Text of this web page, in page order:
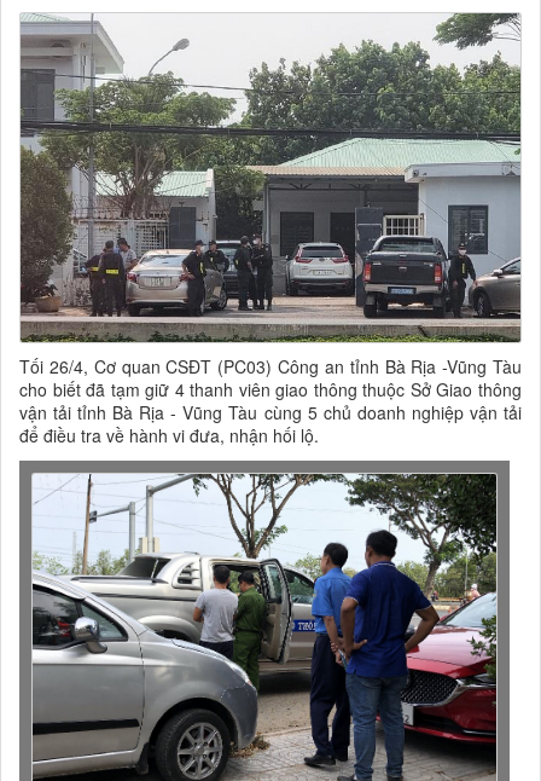
Tối 26/4, Cơ quan CSĐT (PC03) Công an tỉnh Bà Rịa -Vũng Tàu
cho biết đã tạm giữ 4 thanh viên giao thông thuộc Sở Giao thông
vận tải tỉnh Bà Rịa - Vũng Tàu cùng 5 chủ doanh nghiệp vận tải
để điều tra về hành vi đưa, nhận hối lộ.